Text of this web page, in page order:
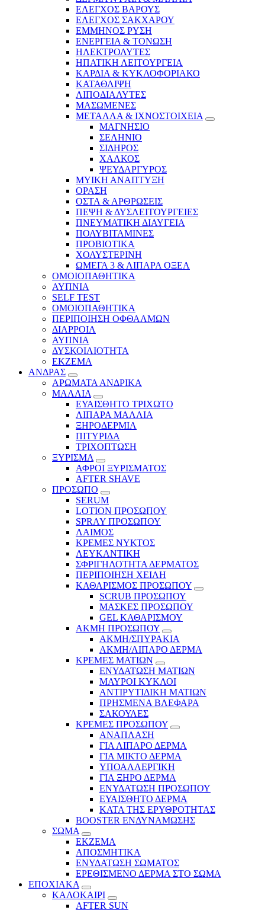
ΕΛΕΓΧΟΣ ΒΑΡΟΥΣ
ΕΛΕΓΧΟΣ ΣΑΚΧΑΡΟΥ
ΕΜΜΗΝΟΣ ΡΥΣΗ
ΕΝΕΡΓΕΙΑ & ΤΟΝΩΣΗ
ΗΛΕΚΤΡΟΛΥΤΕΣ
ΗΠΑΤΙΚΗ ΛΕΙΤΟΥΡΓΕΙΑ
ΚΑΡΔΙΑ & ΚΥΚΛΟΦΟΡΙΑΚΟ
ΚΑΤΑΘΛΙΨΗ
ΛΙΠΟΔΙΑΛΥΤΕΣ
ΜΑΣΩΜΕΝΕΣ
ΜΕΤΑΛΛΑ & ΙΧΝΟΣΤΟΙΧΕΙΑ
ΜΑΓΝΗΣΙΟ
ΣΕΛΗΝΙΟ
ΣΙΔΗΡΟΣ
ΧΑΛΚΟΣ
ΨΕΥΔΑΡΓΥΡΟΣ
ΜΥΙΚΗ ΑΝΑΠΤΥΞΗ
ΟΡΑΣΗ
ΟΣΤΑ & ΑΡΘΡΩΣΕΙΣ
ΠΕΨΗ & ΔΥΣΛΕΙΤΟΥΡΓΕΙΕΣ
ΠΝΕΥΜΑΤΙΚΗ ΔΙΑΥΓΕΙΑ
ΠΟΛΥΒΙΤΑΜΙΝΕΣ
ΠΡΟΒΙΟΤΙΚΑ
ΧΟΛΥΣΤΕΡΙΝΗ
ΩΜΕΓΑ 3 & ΛΙΠΑΡΑ ΟΞΕΑ
ΟΜΟΙΟΠΑΘΗΤΙΚΑ
ΑΥΠΝΙΑ
SELF TEST
ΟΜΟΙΟΠΑΘΗΤΙΚΑ
ΠΕΡΙΠΟΙΗΣΗ ΟΦΘΑΛΜΩΝ
ΔΙΑΡΡΟΙΑ
ΑΥΠΝΙΑ
ΔΥΣΚΟΙΛΙΟΤΗΤΑ
ΕΚΖΕΜΑ
ΑΝΔΡΑΣ
ΑΡΩΜΑΤΑ ΑΝΔΡΙΚΑ
ΜΑΛΛΙΑ
ΕΥΑΙΣΘΗΤΟ ΤΡΙΧΩΤΟ
ΛΙΠΑΡΑ ΜΑΛΛΙΑ
ΞΗΡΟΔΕΡΜΙΑ
ΠΙΤΥΡΙΔΑ
ΤΡΙΧΟΠΤΩΣΗ
ΞΥΡΙΣΜΑ
ΑΦΡΟΙ ΞΥΡΙΣΜΑΤΟΣ
AFTER SHAVE
ΠΡΟΣΩΠΟ
SERUM
LOTION ΠΡΟΣΩΠΟΥ
SPRAY ΠΡΟΣΩΠΟΥ
ΛΑΙΜΟΣ
ΚΡΕΜΕΣ ΝΥΚΤΟΣ
ΛΕΥΚΑΝΤΙΚΗ
ΣΦΡΙΓΗΛΟΤΗΤΑ ΔΕΡΜΑΤΟΣ
ΠΕΡΙΠΟΙΗΣΗ ΧΕΙΛΗ
ΚΑΘΑΡΙΣΜΟΣ ΠΡΟΣΩΠΟΥ
SCRUB ΠΡΟΣΩΠΟΥ
ΜΑΣΚΕΣ ΠΡΟΣΩΠΟΥ
GEL ΚΑΘΑΡΙΣΜΟΥ
ΑΚΜΗ ΠΡΟΣΩΠΟΥ
ΑΚΜΗ/ΣΠΥΡΑΚΙΑ
ΑΚΜΗ/ΛΙΠΑΡΟ ΔΕΡΜΑ
ΚΡΕΜΕΣ ΜΑΤΙΩΝ
ΕΝΥΔΑΤΩΣΗ ΜΑΤΙΩΝ
ΜΑΥΡΟΙ ΚΥΚΛΟΙ
ΑΝΤΙΡΥΤΙΔΙΚΗ ΜΑΤΙΩΝ
ΠΡΗΣΜΕΝΑ ΒΛΕΦΑΡΑ
ΣΑΚΟΥΛΕΣ
ΚΡΕΜΕΣ ΠΡΟΣΩΠΟΥ
ΑΝΑΠΛΑΣΗ
ΓΙΑ ΛΙΠΑΡΟ ΔΕΡΜΑ
ΓΙΑ ΜΙΚΤΟ ΔΕΡΜΑ
ΥΠΟΑΛΛΕΡΓΙΚΗ
ΓΙΑ ΞΗΡΟ ΔΕΡΜΑ
ΕΝΥΔΑΤΩΣΗ ΠΡΟΣΩΠΟΥ
ΕΥΑΙΣΘΗΤΟ ΔΕΡΜΑ
ΚΑΤΑ ΤΗΣ ΕΡΥΘΡΟΤΗΤΑΣ
BOOSTER ΕΝΔΥΝΑΜΩΣΗΣ
ΣΩΜΑ
ΕΚΖΕΜΑ
ΑΠΟΣΜΗΤΙΚΑ
ΕΝΥΔΑΤΩΣΗ ΣΩΜΑΤΟΣ
ΕΡΕΘΙΣΜΕΝΟ ΔΕΡΜΑ ΣΤΟ ΣΩΜΑ
ΕΠΟΧΙΑΚΑ
ΚΑΛΟΚΑΙΡΙ
AFTER SUN